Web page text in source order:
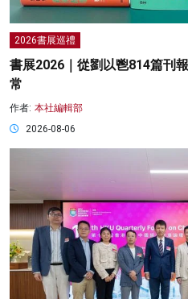
2026書展巡禮
書展2026｜從劉以鬯814篇刊
常
作者: 本社編輯部
2026-08-06